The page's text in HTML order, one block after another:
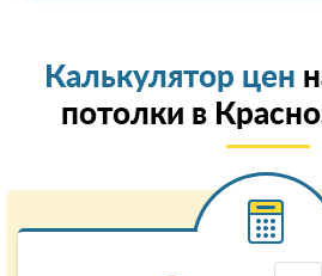
Калькулятор цен
потолки в